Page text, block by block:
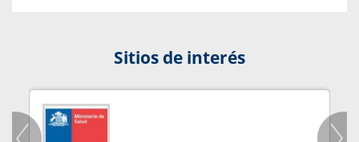
Sitios de interés